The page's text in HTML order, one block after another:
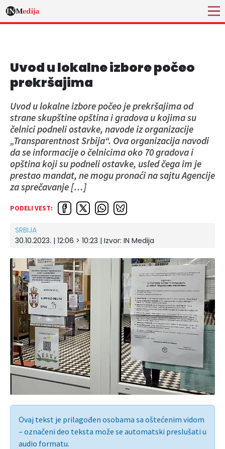
Uvod u lokalne izbore počeo
prekršajima
Uvod u lokalne izbore počeo je prekršajima od
strane skupštine opština i gradova u kojima su
čelnici podneli ostavke, navode iz organizacije
„Transparentnost Srbija“. Ova organizacija navodi
da se informacije o čelnicima oko 70 gradova i
opština koji su podneli ostavke, usled čega im je
prestao mandat, ne mogu pronaći na sajtu Agencije
za sprečavanje […]
PODELI VEST:
SRBIJA
30.10.2023. | 12:06 > 10:23 | Izvor: IN Medija
Ovaj tekst je prilagođen osobama sa oštećenim vidom
– označeni deo teksta može se automatski preslušati u
audio formatu.